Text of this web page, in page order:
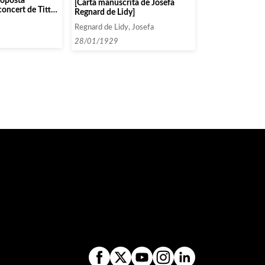
de Titto
[Carta manuscrita de Josefa
Regnard de Lidy]
Regnard de Lidy, Josefa
28/01/1929